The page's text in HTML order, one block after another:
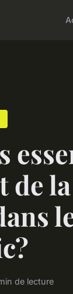
de
de lecture